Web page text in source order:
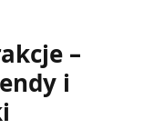
–
i